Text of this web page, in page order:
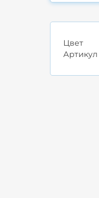
Цвет
Артикул